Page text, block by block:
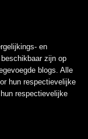
en
zijn op
blogs. Alle
hun respectievelijke
respectievelijke